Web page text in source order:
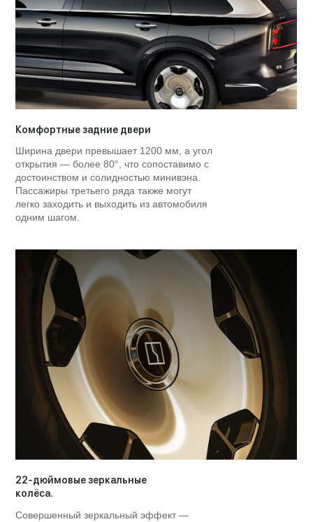
Комфортные задние двери
22-дюймовые зеркальные
колёса.
Ширина двери превышает 1200 мм, а угол
открытия — более 80°, что сопоставимо с
достоинством и солидностью минивэна.
Пассажиры третьего ряда также могут
легко заходить и выходить из автомобиля
одним шагом.
Совершенный зеркальный эффект —